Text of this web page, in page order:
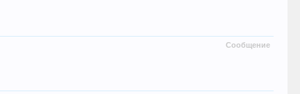
Сообщение